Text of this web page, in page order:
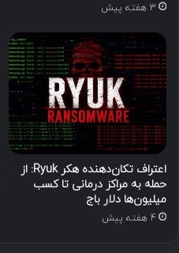
3 هفته پیش
اعتراف تکان‌دهنده هکر Ryuk: از
حمله به مراکز درمانی تا کسب
میلیون‌ها دلار باج
4 هفته پیش